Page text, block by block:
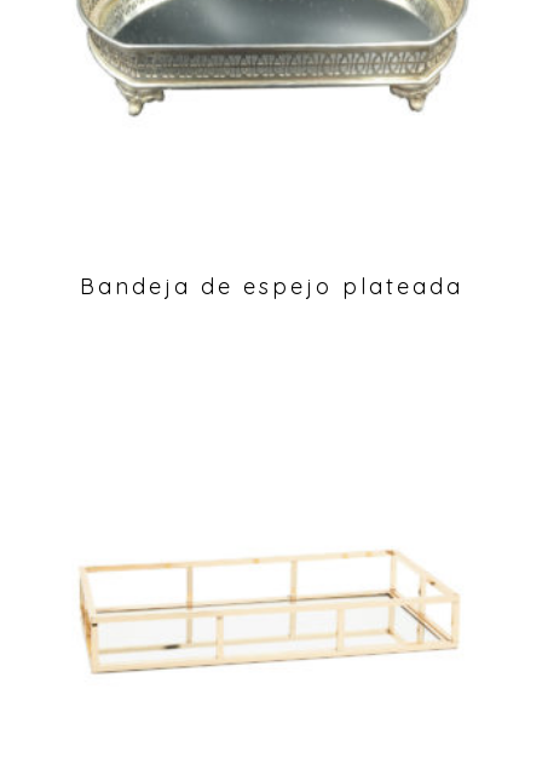
Bandeja de espejo plateada